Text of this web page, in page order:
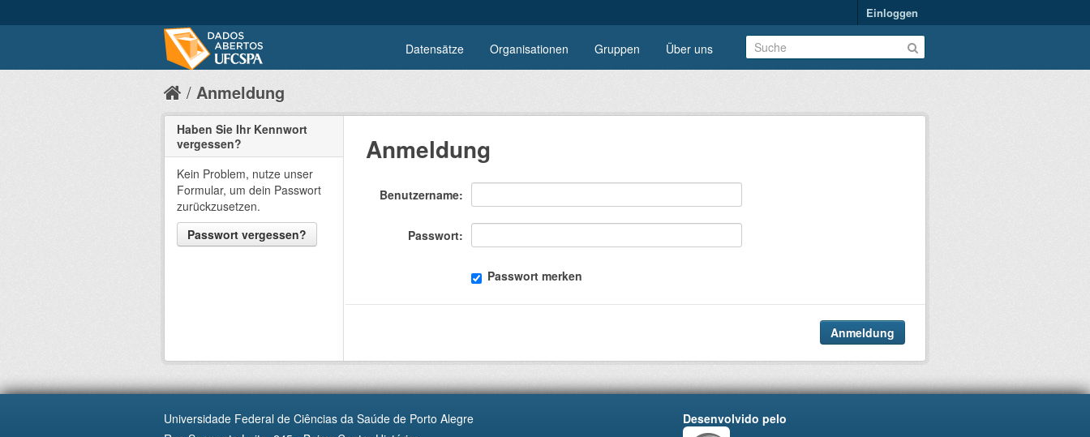
Einloggen
Datensätze Organisationen Gruppen Über uns
Anmeldung
Anmeldung
Benutzername
Passwort
Passwort merken
Anmeldung
Haben Sie Ihr Kennwort
vergessen?
Kein Problem, nutze unser
Formular, um dein Passwort
zurückzusetzen.
Passwort vergessen?
Universidade Federal de Ciências da Saúde de Porto Alegre
Desenvolvido pelo